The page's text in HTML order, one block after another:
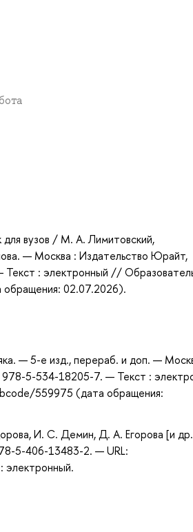
вузов / М. А. Лимитовский,
— Москва : Издательство Юрайт,
: электронный //
02.07.2026).
— 5-е изд., перераб. и доп. —
5-534-18205-7. — Текст :
559975 (дата обращения:
И. С. Демин, Д. А. Егорова [и
5-406-13483-2. — URL: